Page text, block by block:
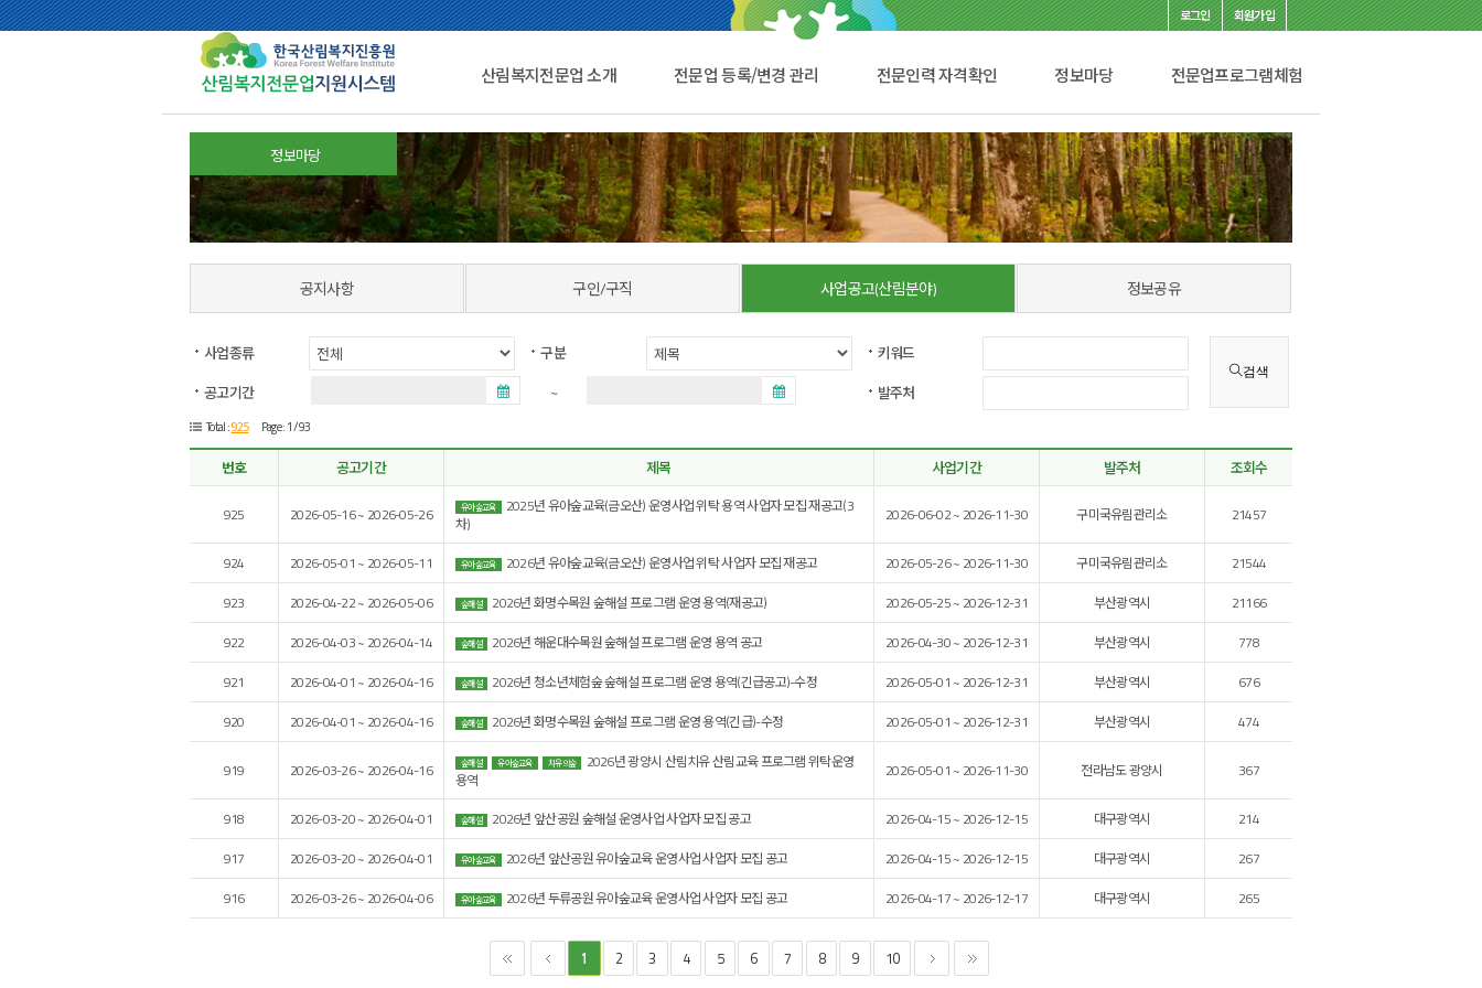
로그인 회원가입
산림복지전문업 소개 전문업 등록/변경 관리 전문인력 자격확인 정보마당 전문업프로그램체험
정보마당
공지사항 구인/구직 사업공고(산림분야) 정보공유
사업종류 구분
키워드
공고기간
~ 발주처
검색
Total :925 Page : 1 /93
번호 공고기간 제목 사업기간 발주처 조회수
925 2026-05-16 ~ 2026-05-26 유아숲교육
2025년 유아숲교육(금오산) 운영사업 위탁 용역 사업자 모집 재공고(3
차)
2026-06-02 ~ 2026-11-30 구미국유림관리소 21457
924 2026-05-01 ~ 2026-05-11 유아숲교육 2026년 유아숲교육(금오산) 운영사업 위탁 사업자 모집 재공고 2026-05-26 ~ 2026-11-30 구미국유림관리소
21544
923
2026-04-22 ~ 2026-05-06 숲해설 2026년 화명수목원 숲해설 프로그램 운영 용역(재공고) 2026-05-25 ~ 2026-12-31 부산광역시
21166
922
2026-04-03 ~ 2026-04-14 숲해설 2026년 해운대수목원 숲해설 프로그램 운영 용역 공고 2026-04-30 ~ 2026-12-31 부산광역시
778
921
2026-04-01 ~ 2026-04-16 숲해설 2026년 청소년체험숲 숲해설 프로그램 운영 용역(긴급공고)-수정 2026-05-01 ~ 2026-12-31 부산광역시
676
920
2026-04-01 ~ 2026-04-16 숲해설 2026년 화명수목원 숲해설 프로그램 운영 용역(긴급)-수정 2026-05-01 ~ 2026-12-31 부산광역시 474
919 2026-03-26 ~ 2026-04-16 숲해설 유아숲교육 치유의숲
2026년 광양시 산림치유 산림교육 프로그램 위탁운영
용역
2026-05-01 ~ 2026-11-30 전라남도 광양시 367
918 2026-03-20 ~ 2026-04-01 숲해설 2026년 앞산공원 숲해설 운영사업 사업자 모집 공고 2026-04-15 ~ 2026-12-15 대구광역시
214
917
2026-03-20 ~ 2026-04-01 유아숲교육 2026년 앞산공원 유아숲교육 운영사업 사업자 모집 공고 2026-04-15 ~ 2026-12-15 대구광역시
267
916
2026-03-26 ~ 2026-04-06 유아숲교육 2026년 두류공원 유아숲교육 운영사업 사업자 모집 공고 2026-04-17 ~ 2026-12-17 대구광역시 265
1 2 3 4 5 6 7 8 9 10